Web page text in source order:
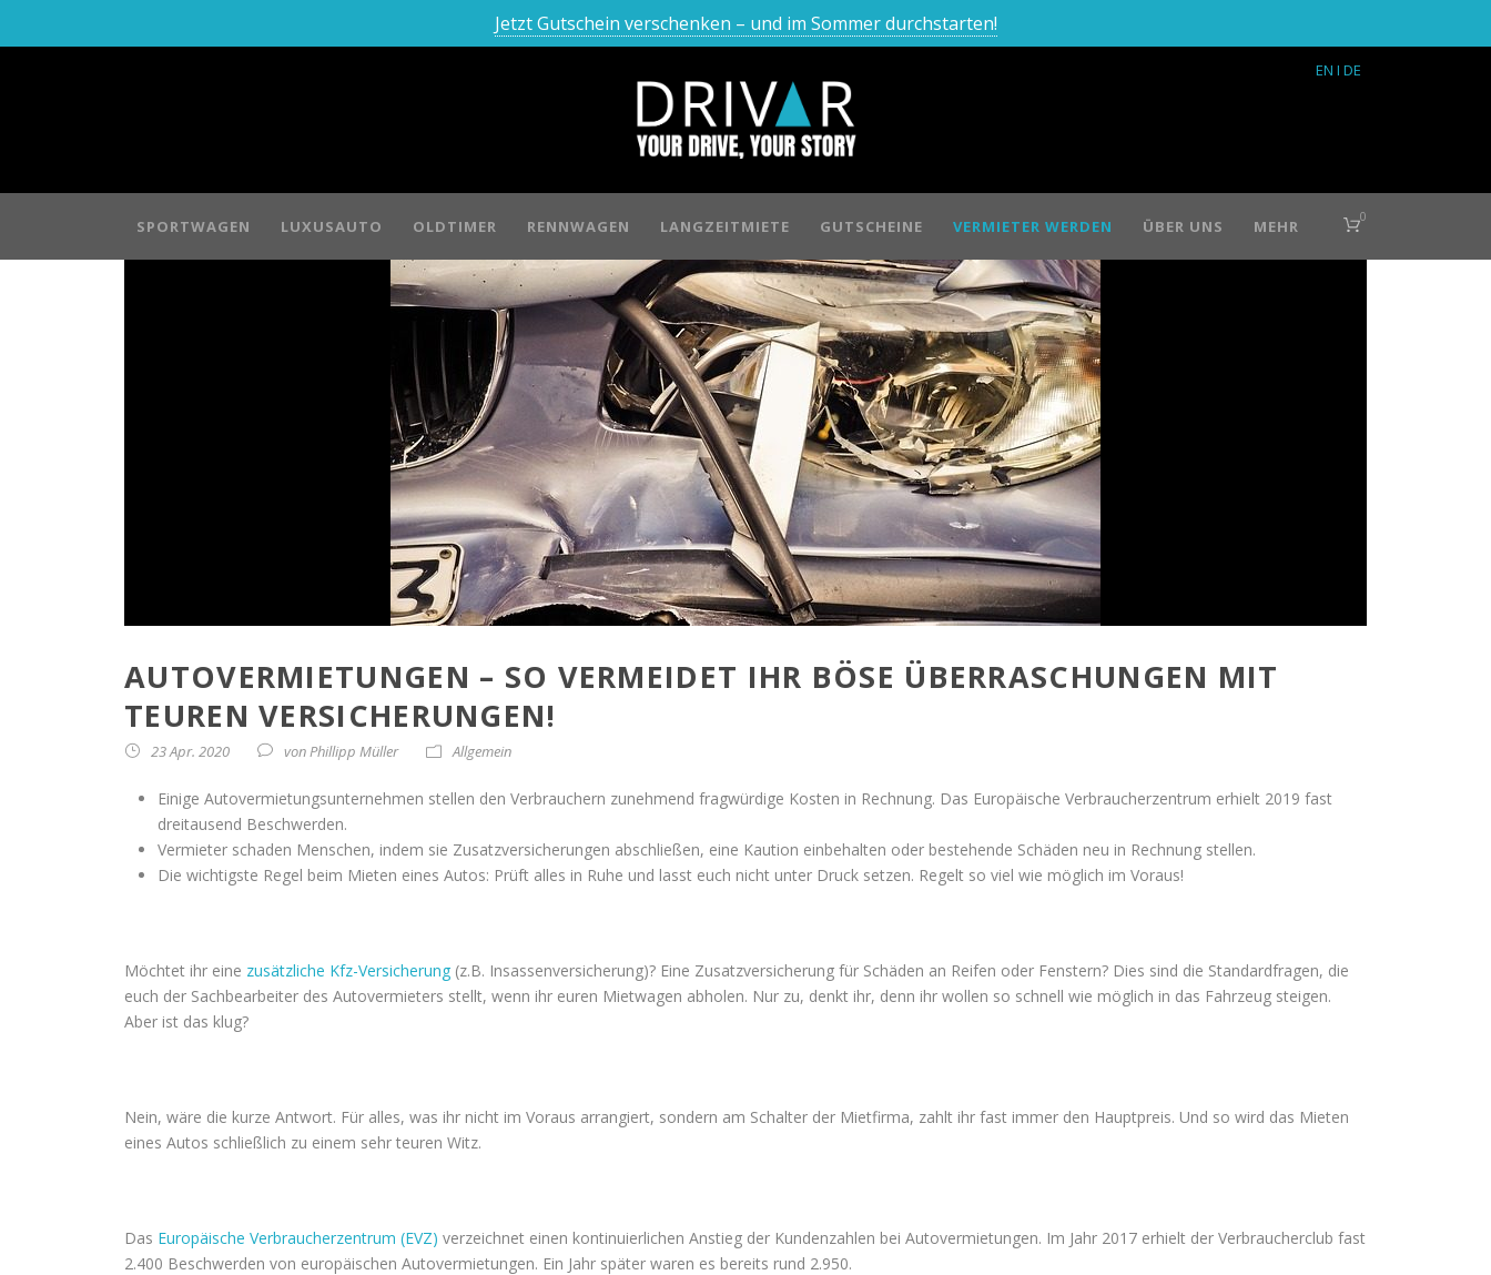
Jetzt Gutschein verschenken – und im Sommer durchstarten!
EN I DE
SPORTWAGEN LUXUSAUTO OLDTIMER RENNWAGEN LANGZEITMIETE GUTSCHEINE VERMIETER WERDEN ÜBER UNS MEHR 0
AUTOVERMIETUNGEN – SO VERMEIDET IHR BÖSE ÜBERRASCHUNGEN MIT
TEUREN VERSICHERUNGEN!
23 Apr. 2020 vonPhillipp Müller Allgemein
Einige Autovermietungsunternehmen stellen den Verbrauchern zunehmend fragwürdige Kosten in Rechnung. Das Europäische Verbraucherzentrum erhielt 2019 fast
dreitausend Beschwerden.
Vermieter schaden Menschen, indem sie Zusatzversicherungen abschließen, eine Kaution einbehalten oder bestehende Schäden neu in Rechnung stellen.
Die wichtigste Regel beim Mieten eines Autos: Prüft alles in Ruhe und lasst euch nicht unter Druck setzen. Regelt so viel wie möglich im Voraus!
Möchtet ihr eine zusätzliche Kfz-Versicherung (z.B. Insassenversicherung)? Eine Zusatzversicherung für Schäden an Reifen oder Fenstern? Dies sind die Standardfragen, die
euch der Sachbearbeiter des Autovermieters stellt, wenn ihr euren Mietwagen abholen. Nur zu, denkt ihr, denn ihr wollen so schnell wie möglich in das Fahrzeug steigen.
Aber ist das klug?
Nein, wäre die kurze Antwort. Für alles, was ihr nicht im Voraus arrangiert, sondern am Schalter der Mietfirma, zahlt ihr fast immer den Hauptpreis. Und so wird das Mieten
eines Autos schließlich zu einem sehr teuren Witz.
Das Europäische Verbraucherzentrum (EVZ) verzeichnet einen kontinuierlichen Anstieg der Kundenzahlen bei Autovermietungen. Im Jahr 2017 erhielt der Verbraucherclub fast
2.400 Beschwerden von europäischen Autovermietungen. Ein Jahr später waren es bereits rund 2.950.